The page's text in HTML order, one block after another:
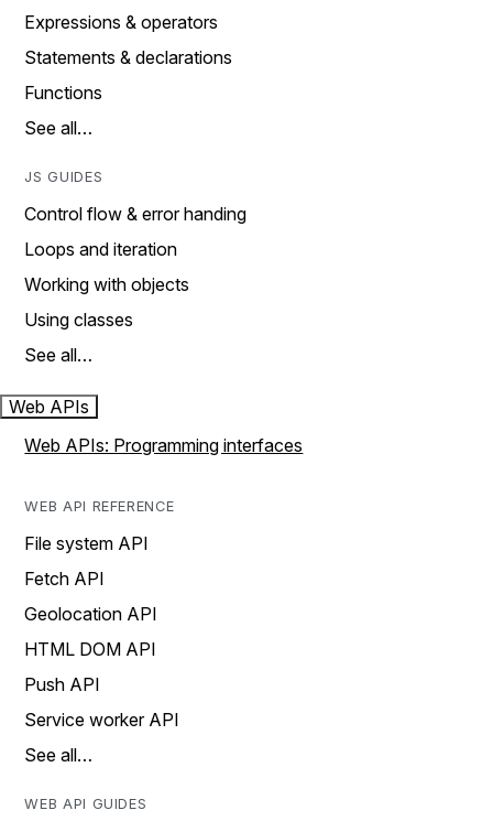
Expressions & operators
Statements & declarations
Functions
See all…
JS GUIDES
Control flow & error handing
Loops and iteration
Working with objects
Using classes
See all…
Web APIs
Web APIs: Programming interfaces
WEB API REFERENCE
File system API
Fetch API
Geolocation API
HTML DOM API
Push API
Service worker API
See all…
WEB API GUIDES